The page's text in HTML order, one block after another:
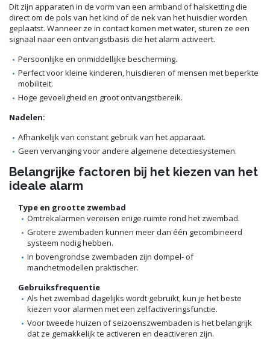
Dit zijn apparaten in de vorm van een armband of halsketting die
direct om de pols van het kind of de nek van het huisdier worden
geplaatst. Wanneer ze in contact komen met water, sturen ze een
signaal naar een ontvangstbasis die het alarm activeert.
Persoonlijke en onmiddellijke bescherming.
Perfect voor kleine kinderen, huisdieren of mensen met beperkte
mobiliteit.
Hoge gevoeligheid en groot ontvangstbereik.
Nadelen:
Afhankelijk van constant gebruik van het apparaat.
Geen vervanging voor andere algemene detectiesystemen.
Belangrijke factoren bij het kiezen van het
ideale alarm
Type en grootte zwembad
Omtrekalarmen vereisen enige ruimte rond het zwembad.
Grotere zwembaden kunnen meer dan één gecombineerd
systeem nodig hebben.
In bovengrondse zwembaden zijn dompel- of
manchetmodellen praktischer.
Gebruiksfrequentie
Als het zwembad dagelijks wordt gebruikt, kun je het beste
kiezen voor alarmen met een zelfactiveringsfunctie.
Voor tweede huizen of seizoenszwembaden is het belangrijk
dat ze gemakkelijk te activeren en deactiveren zijn.